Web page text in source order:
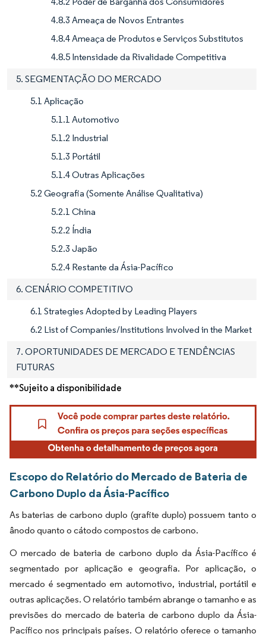
4.8.3 Ameaça de Novos Entrantes
4.8.4 Ameaça de Produtos e Serviços Substitutos
4.8.5 Intensidade da Rivalidade Competitiva
5. SEGMENTAÇÃO DO MERCADO
5.1 Aplicação
5.1.1 Automotivo
5.1.2 Industrial
5.1.3 Portátil
5.1.4 Outras Aplicações
5.2 Geografia (Somente Análise Qualitativa)
5.2.1 China
5.2.2 Índia
5.2.3 Japão
5.2.4 Restante da Ásia-Pacífico
6. CENÁRIO COMPETITIVO
6.1 Strategies Adopted by Leading Players
6.2 List of Companies/Institutions Involved in the Market
7. OPORTUNIDADES DE MERCADO E TENDÊNCIAS
FUTURAS
**Sujeito a disponibilidade
Escopo do Relatório do Mercado de Bateria de
Carbono Duplo da Ásia-Pacífico
As baterias de carbono duplo (grafite duplo) possuem tanto o
ânodo quanto o cátodo compostos de carbono.
O mercado de bateria de carbono duplo da Ásia-Pacífico é
segmentado por aplicação e geografia. Por aplicação, o
mercado é segmentado em automotivo, industrial, portátil e
outras aplicações. O relatório também abrange o tamanho e as
previsões do mercado de bateria de carbono duplo da Ásia-
Pacífico nos principais países. O relatório oferece o tamanho